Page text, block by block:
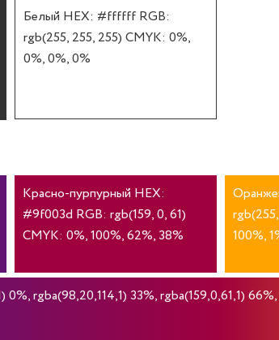
Белый HEX: #ffffff RGB:
rgb(255, 255, 255) CMYK: 0%,
0%, 0%, 0%
Красно-пурпурный HEX:
#9f003d RGB: rgb(159, 0, 61)
CMYK: 0%, 100%, 62%, 38%
100%,
rgba(98,20,114,1) 33%, rgba(159,0,61,1)